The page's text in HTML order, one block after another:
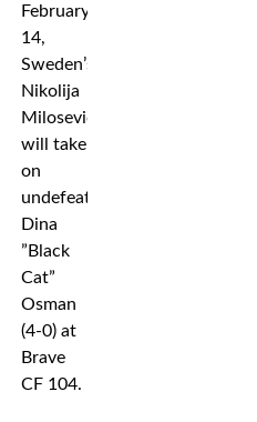
February
14,
Sweden’s
Nikolija
Milosevic
will take
on
undefeated
Dina
”Black
Cat”
Osman
(4-0) at
Brave
CF 104.